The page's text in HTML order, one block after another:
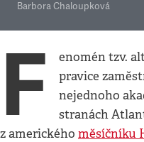
Barbora Chaloupková
F
enomén tzv.
pravice
nejednoho
stranách
z amerického měsíčníku